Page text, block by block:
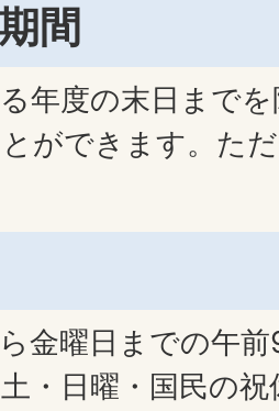
間
年度の末日まで
ができます。た
金曜日までの午
・日曜・国民の